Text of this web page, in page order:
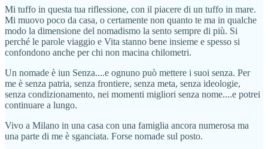
Mi tuffo in questa tua riflessione, con il piacere di un tuffo in mare.
Mi muovo poco da casa, o certamente non quanto te ma in qualche
modo la dimensione del nomadismo la sento sempre di più. Si
perché le parole viaggio e Vita stanno bene insieme e spesso si
confondono anche per chi non macina chilometri.
Un nomade è iun Senza....e ognuno può mettere i suoi senza. Per
me è senza patria, senza frontiere, senza meta, senza ideologie,
senza condizionamento, nei momenti migliori senza nome....e potrei
continuare a lungo.
Vivo a Milano in una casa con una famiglia ancora numerosa ma
una parte di me è sganciata. Forse nomade sul posto.